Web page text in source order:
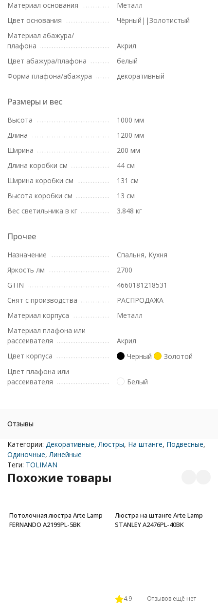
Материал основания
Металл
Цвет основания
Чёрный||Золотистый
Материал абажура/
плафона
Акрил
Цвет абажура/плафона
белый
Форма плафона/абажура
декоративный
Размеры и вес
Высота
1000 мм
Длина
1200 мм
Ширина
200 мм
Длина коробки см
44 см
Ширина коробки см
131 см
Высота коробки см
13 см
Вес светильника в кг
3.848 кг
Прочее
Назначение
Спальня, Кухня
Яркость лм
2700
GTIN
4660181218531
Снят с производства
РАСПРОДАЖА
Материал корпуса
Металл
Материал плафона или
рассеивателя
Акрил
Цвет корпуса
Черный
Золотой
Цвет плафона или
рассеивателя
Белый
Отзывы
Категории: Декоративные, Люстры, На штанге, Подвесные,
Одиночные, Линейные
Теги: TOLIMAN
Похожие товары
Потолочная люстра Arte Lamp
FERNANDO A2199PL-5BK
Люстра на штанге Arte Lamp
STANLEY A2476PL-40BK
4.9 Отзывов ещё нет